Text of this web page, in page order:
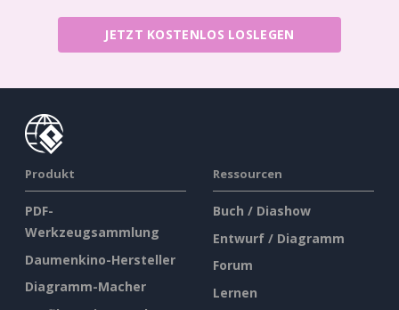
JETZT KOSTENLOS LOSLEGEN
Produkt
PDF-
Werkzeugsammlung
Daumenkino-Hersteller
Diagramm-Macher
Ressourcen
Buch / Diashow
Entwurf / Diagramm
Forum
Lernen